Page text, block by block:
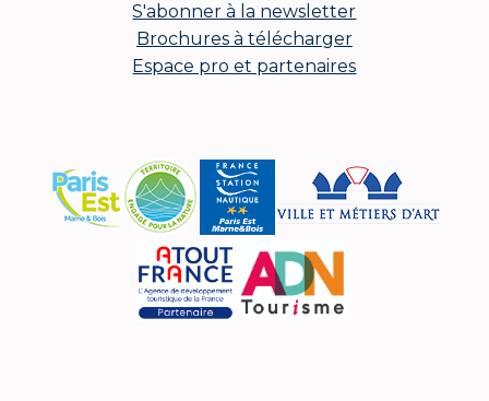
S'abonner à la newsletter
Brochures à télécharger
Espace pro et partenaires